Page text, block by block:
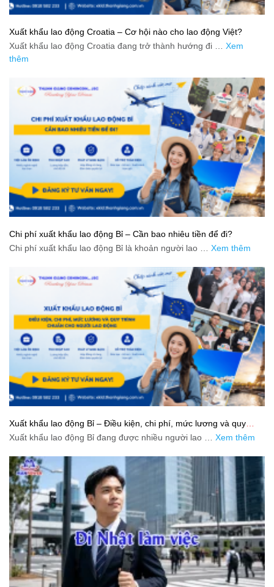
Xuất khẩu lao động Croatia – Cơ hội nào cho lao động Việt?
Xuất khẩu lao động Croatia đang trở thành hướng đi … Xem
thêm
Chi phí xuất khẩu lao động Bỉ – Cần bao nhiêu tiền để đi?
Chi phí xuất khẩu lao động Bỉ là khoản người lao … Xem thêm
Xuất khẩu lao động Bỉ – Điều kiện, chi phí, mức lương và quy
trình chuẩn cho người lao động
Xuất khẩu lao động Bỉ đang được nhiều người lao … Xem thêm